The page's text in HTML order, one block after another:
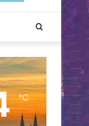
Keresés:
℃